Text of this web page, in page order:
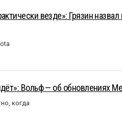
везде»: Грязин
Вольф — об обновлениях
когда